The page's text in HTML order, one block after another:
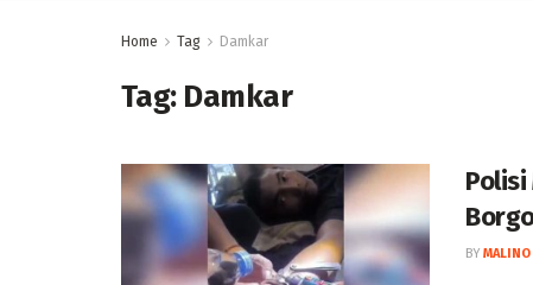
Home Tag Damkar
Tag: Damkar
BY